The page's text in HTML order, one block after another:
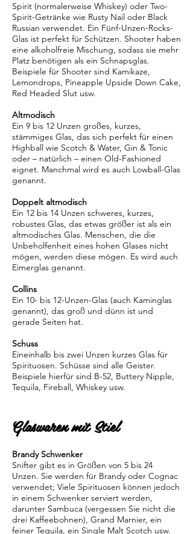
Spirit (normalerweise Whiskey) oder Two-
Spirit-Getränke wie Rusty Nail oder Black
Russian verwendet. Ein Fünf-Unzen-Rocks-
Glas ist perfekt für Schützen. Shooter haben
eine alkoholfreie Mischung, sodass sie mehr
Platz benötigen als ein Schnapsglas.
Beispiele für Shooter sind Kamikaze,
Lemondrops, Pineapple Upside Down Cake,
Red Headed Slut usw.
Altmodisch
Ein 9 bis 12 Unzen großes, kurzes,
stämmiges Glas, das sich perfekt für einen
Highball wie Scotch & Water, Gin & Tonic
oder – natürlich – einen Old-Fashioned
eignet. Manchmal wird es auch Lowball-Glas
genannt.
Doppelt altmodisch
Ein 12 bis 14 Unzen schweres, kurzes,
robustes Glas, das etwas größer ist als ein
altmodisches Glas. Menschen, die die
Unbeholfenheit eines hohen Glases nicht
mögen, werden diese mögen. Es wird auch
Eimerglas genannt.
Collins
Ein 10- bis 12-Unzen-Glas (auch Kaminglas
genannt), das groß und dünn ist und
gerade Seiten hat.
Schuss
Eineinhalb bis zwei Unzen kurzes Glas für
Spirituosen. Schüsse sind alle Geister.
Beispiele hierfür sind B-52, Buttery Nipple,
Tequila, Fireball, Whiskey usw.
Glaswaren mit Stiel
Brandy Schwenker
Snifter gibt es in Größen von 5 bis 24
Unzen. Sie werden für Brandy oder Cognac
verwendet; Viele Spirituosen können jedoch
in einem Schwenker serviert werden,
darunter Sambuca (vergessen Sie nicht die
drei Kaffeebohnen), Grand Marnier, ein
feiner Tequila, ein Single Malt Scotch usw.